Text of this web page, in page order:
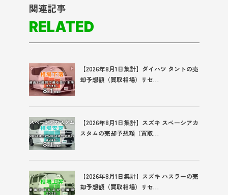
関連記事
RELATED
【2026年8月1日集計】ダイハツ タントの売
却予想額（買取相場）リセ…
【2026年8月1日集計】スズキ スペーシアカ
スタムの売却予想額（買取…
【2026年8月1日集計】スズキ ハスラーの売
却予想額（買取相場）リセ…